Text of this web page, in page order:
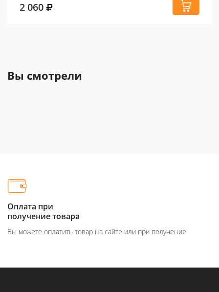
2 060
Вы смотрели
Оплата при
получение товара
Вы можете оплатить товар на сайте или при получение